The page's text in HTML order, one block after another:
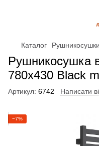
Каталог Рушникосушки
Рушникосушка
780x430 Black
Артикул: 6742 Написати
−7%